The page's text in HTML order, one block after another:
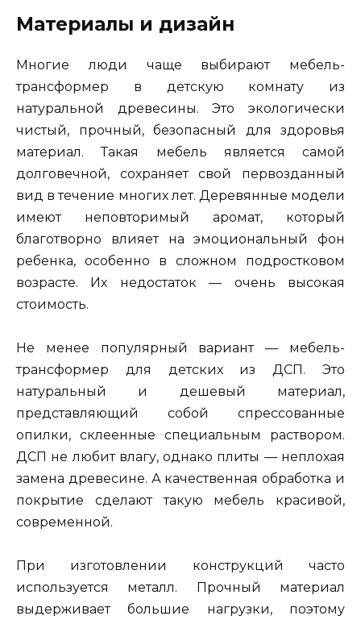
Материалы и дизайн
Многие люди чаще выбирают мебель-
трансформер в детскую комнату из
натуральной древесины. Это экологически
чистый, прочный, безопасный для здоровья
материал. Такая мебель является самой
долговечной, сохраняет свой первозданный
вид в течение многих лет. Деревянные модели
имеют неповторимый аромат, который
благотворно влияет на эмоциональный фон
ребенка, особенно в сложном подростковом
возрасте. Их недостаток — очень высокая
стоимость.
Не менее популярный вариант — мебель-
трансформер для детских из ДСП. Это
натуральный и дешевый материал,
представляющий собой спрессованные
опилки, склеенные специальным раствором.
ДСП не любит влагу, однако плиты — неплохая
замена древесине. А качественная обработка и
покрытие сделают такую мебель красивой,
современной.
При изготовлении конструкций часто
используется металл. Прочный материал
выдерживает большие нагрузки, поэтому